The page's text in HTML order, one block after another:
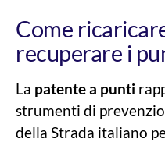
Come
recuperare i
La patente a punti
strumenti di
della Strada italiano